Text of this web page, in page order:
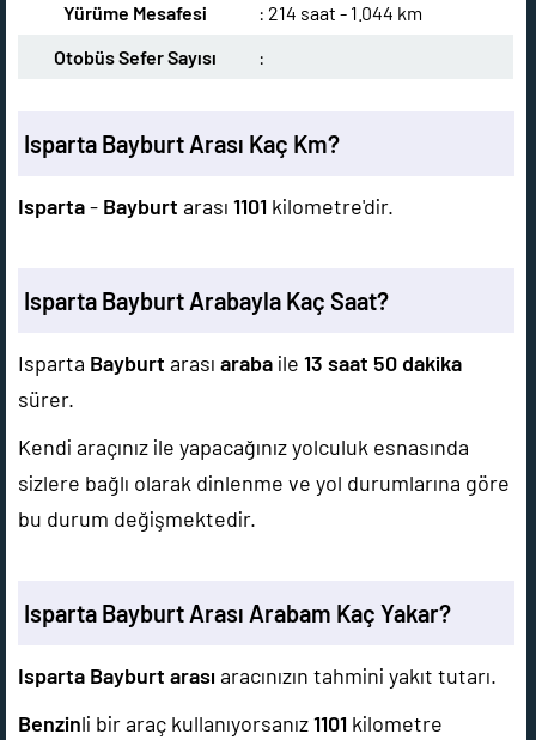
Yürüme Mesafesi
: 214 saat - 1.044 km
Otobüs Sefer Sayısı
:
Isparta Bayburt Arası Kaç Km?
Isparta- Bayburt arası 1101 kilometre'dir.
Isparta Bayburt Arabayla Kaç Saat?
Isparta Bayburt arası araba ile 13 saat 50 dakika
sürer.
Kendi araçınız ile yapacağınız yolculuk esnasında
sizlere bağlı olarak dinlenme ve yol durumlarına göre
bu durum değişmektedir.
Isparta Bayburt Arası Arabam Kaç Yakar?
Isparta Bayburt arasıaracınızın tahmini yakıt tutarı.
Benzinli bir araç kullanıyorsanız1101 kilometre